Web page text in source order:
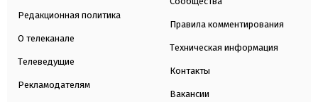
Редакционная политика
О телеканале
Телеведущие
Рекламодателям
Правила комментирования
Техническая информация
Контакты
Вакансии